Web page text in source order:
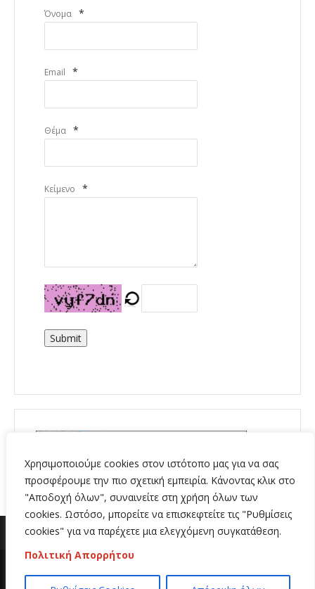
Χρησιμοποιούμε cookies στον ιστότοπο μας για να σας
προσφέρουμε την πιο σχετική εμπειρία. Κάνοντας κλικ στο
"Αποδοχή όλων", συναινείτε στη χρήση όλων των
cookies. Ωστόσο, μπορείτε να επισκεφτείτε τις "Ρυθμίσεις
cookies" για να παρέχετε μια ελεγχόμενη συγκατάθεση.
Πολιτική Απορρήτου
Όνομα *
Email *
Θέμα *
Κείμενο *
Submit
Copyright 2020 | All Rights Reserved | Κατασκευή